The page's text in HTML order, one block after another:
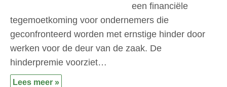
een financiële
tegemoetkoming voor ondernemers die
geconfronteerd worden met ernstige hinder door
werken voor de deur van de zaak. De
hinderpremie voorziet…
Lees meer »